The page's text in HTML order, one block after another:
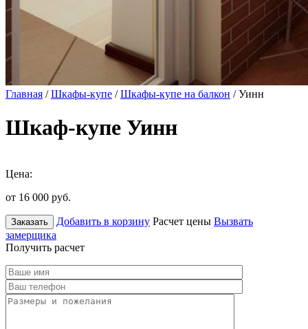
Главная /Шкафы-купе /Шкафы-купе на балкон / Уинн
Шкаф-купе Уинн
Цена:
от 16 000 руб.
Заказать Добавить в корзину Расчет цены Вызвать
замерщика
Получить расчет